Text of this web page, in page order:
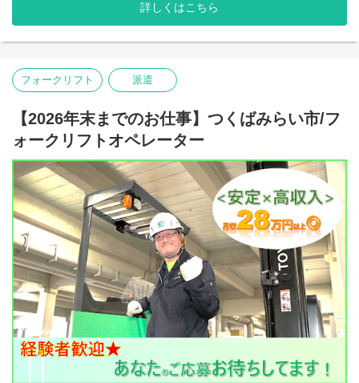
〇特徴その2 社員の働きやすさを考える社風！
たとえば勤務地。当社にはたくさんの勤務地がありますが、人間
関係を円滑にするために違う勤務地へ移動するのもOK！
あなたにより合う勤務地をご用意いたします！
安全に配慮していただけない案件は
撤退するといったことも実際にありました。
目先の利益よりも、まずは働いているスタッフ第一という意識が
ーーーーーーーーーーーーーーーー
ぜひお気軽にチャレンジしてみませんか？あなたらしさを出して
一緒に働きましょう！！
【雇用形態】
※期間は前後・変更となる場合があります。
〇アクセス
【千葉県印西市鹿黒南（グッドマンビジネスパーク イーストゲー
ト 内）
【通勤手段】
マイカー（自動車）通勤OK！（駐車場完備）
無料送迎バス運行あり！
「船橋駅」 〜 「千葉ニュータウン中央駅」 〜 現地 を結ぶ直行送
迎バスが利用可能！
電車通勤の方もストレスなく快適に通えます！
社会保険完備（規定を満たす場合）
交通費支給（規定内）
無料送迎バスあり（船橋駅・千葉ニュータウン中央駅発着）
〇業務内容
物流倉庫にて事務のオシゴトをお願いします。電話対応、伝票
PCへの入力業務となり決して難しい業務はありません。
20代～50代の女性スタッフが活躍中！
〇アクセス
南林間駅：徒歩20分
南林間駅：バス10分
※車・バイク通勤(応相談)
〇お仕事環境
幅広い年代の方が活躍中です◎
皆様メリハリと思いやりを持って就業いただいており、わからな
いことも聞きやすい環境です！
社員登用実績も多数あり、やりがいを持って働いていただけま
す！
安定して働きながら、経験やスキルによりキャリアアップも準備
しています！
是非お気軽にご応募ください↓↓
HP：https://www.kantou.co.jp/
電話番号：0120-441-248
詳しくはこちら
フォークリフト 派遣
【2026年末までのお仕事】つくばみらい市/フ
ォークリフトオペレーター